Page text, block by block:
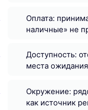
Оплата:
наличные» не
Доступность:
места
Окружение:
как источник